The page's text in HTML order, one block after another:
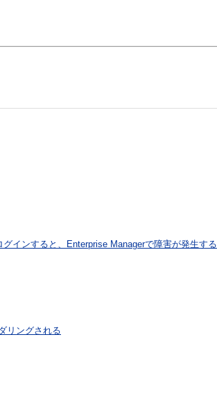
インすると、Enterprise Managerで障害が発生する
リングされる